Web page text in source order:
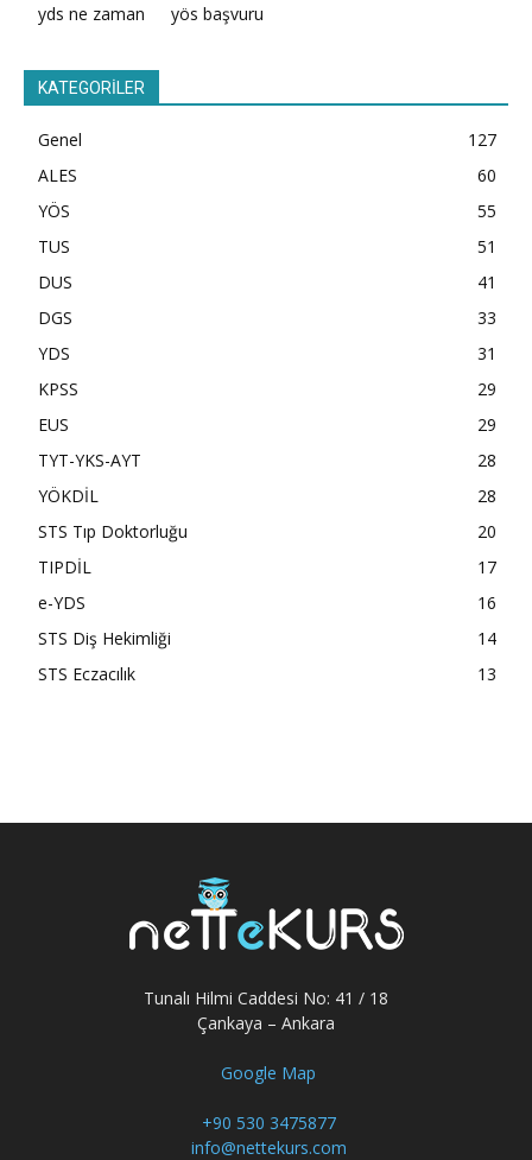
yds ne zaman
yös başvuru
KATEGORİLER
Genel
127
ALES
60
YÖS
55
TUS
51
DUS
41
DGS
33
YDS
31
KPSS
29
EUS
29
TYT-YKS-AYT
28
YÖKDİL
28
STS Tıp Doktorluğu
20
TIPDİL
17
e-YDS
16
STS Diş Hekimliği
14
STS Eczacılık
13
Tunalı Hilmi Caddesi No: 41 / 18
Çankaya – Ankara
Google Map
+90 530 3475877
info@nettekurs.com